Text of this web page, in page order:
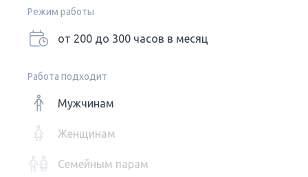
Режим работы
от 200 до 300 часов в месяц
Работа подходит
Мужчинам
Женщинам
Семейным парам